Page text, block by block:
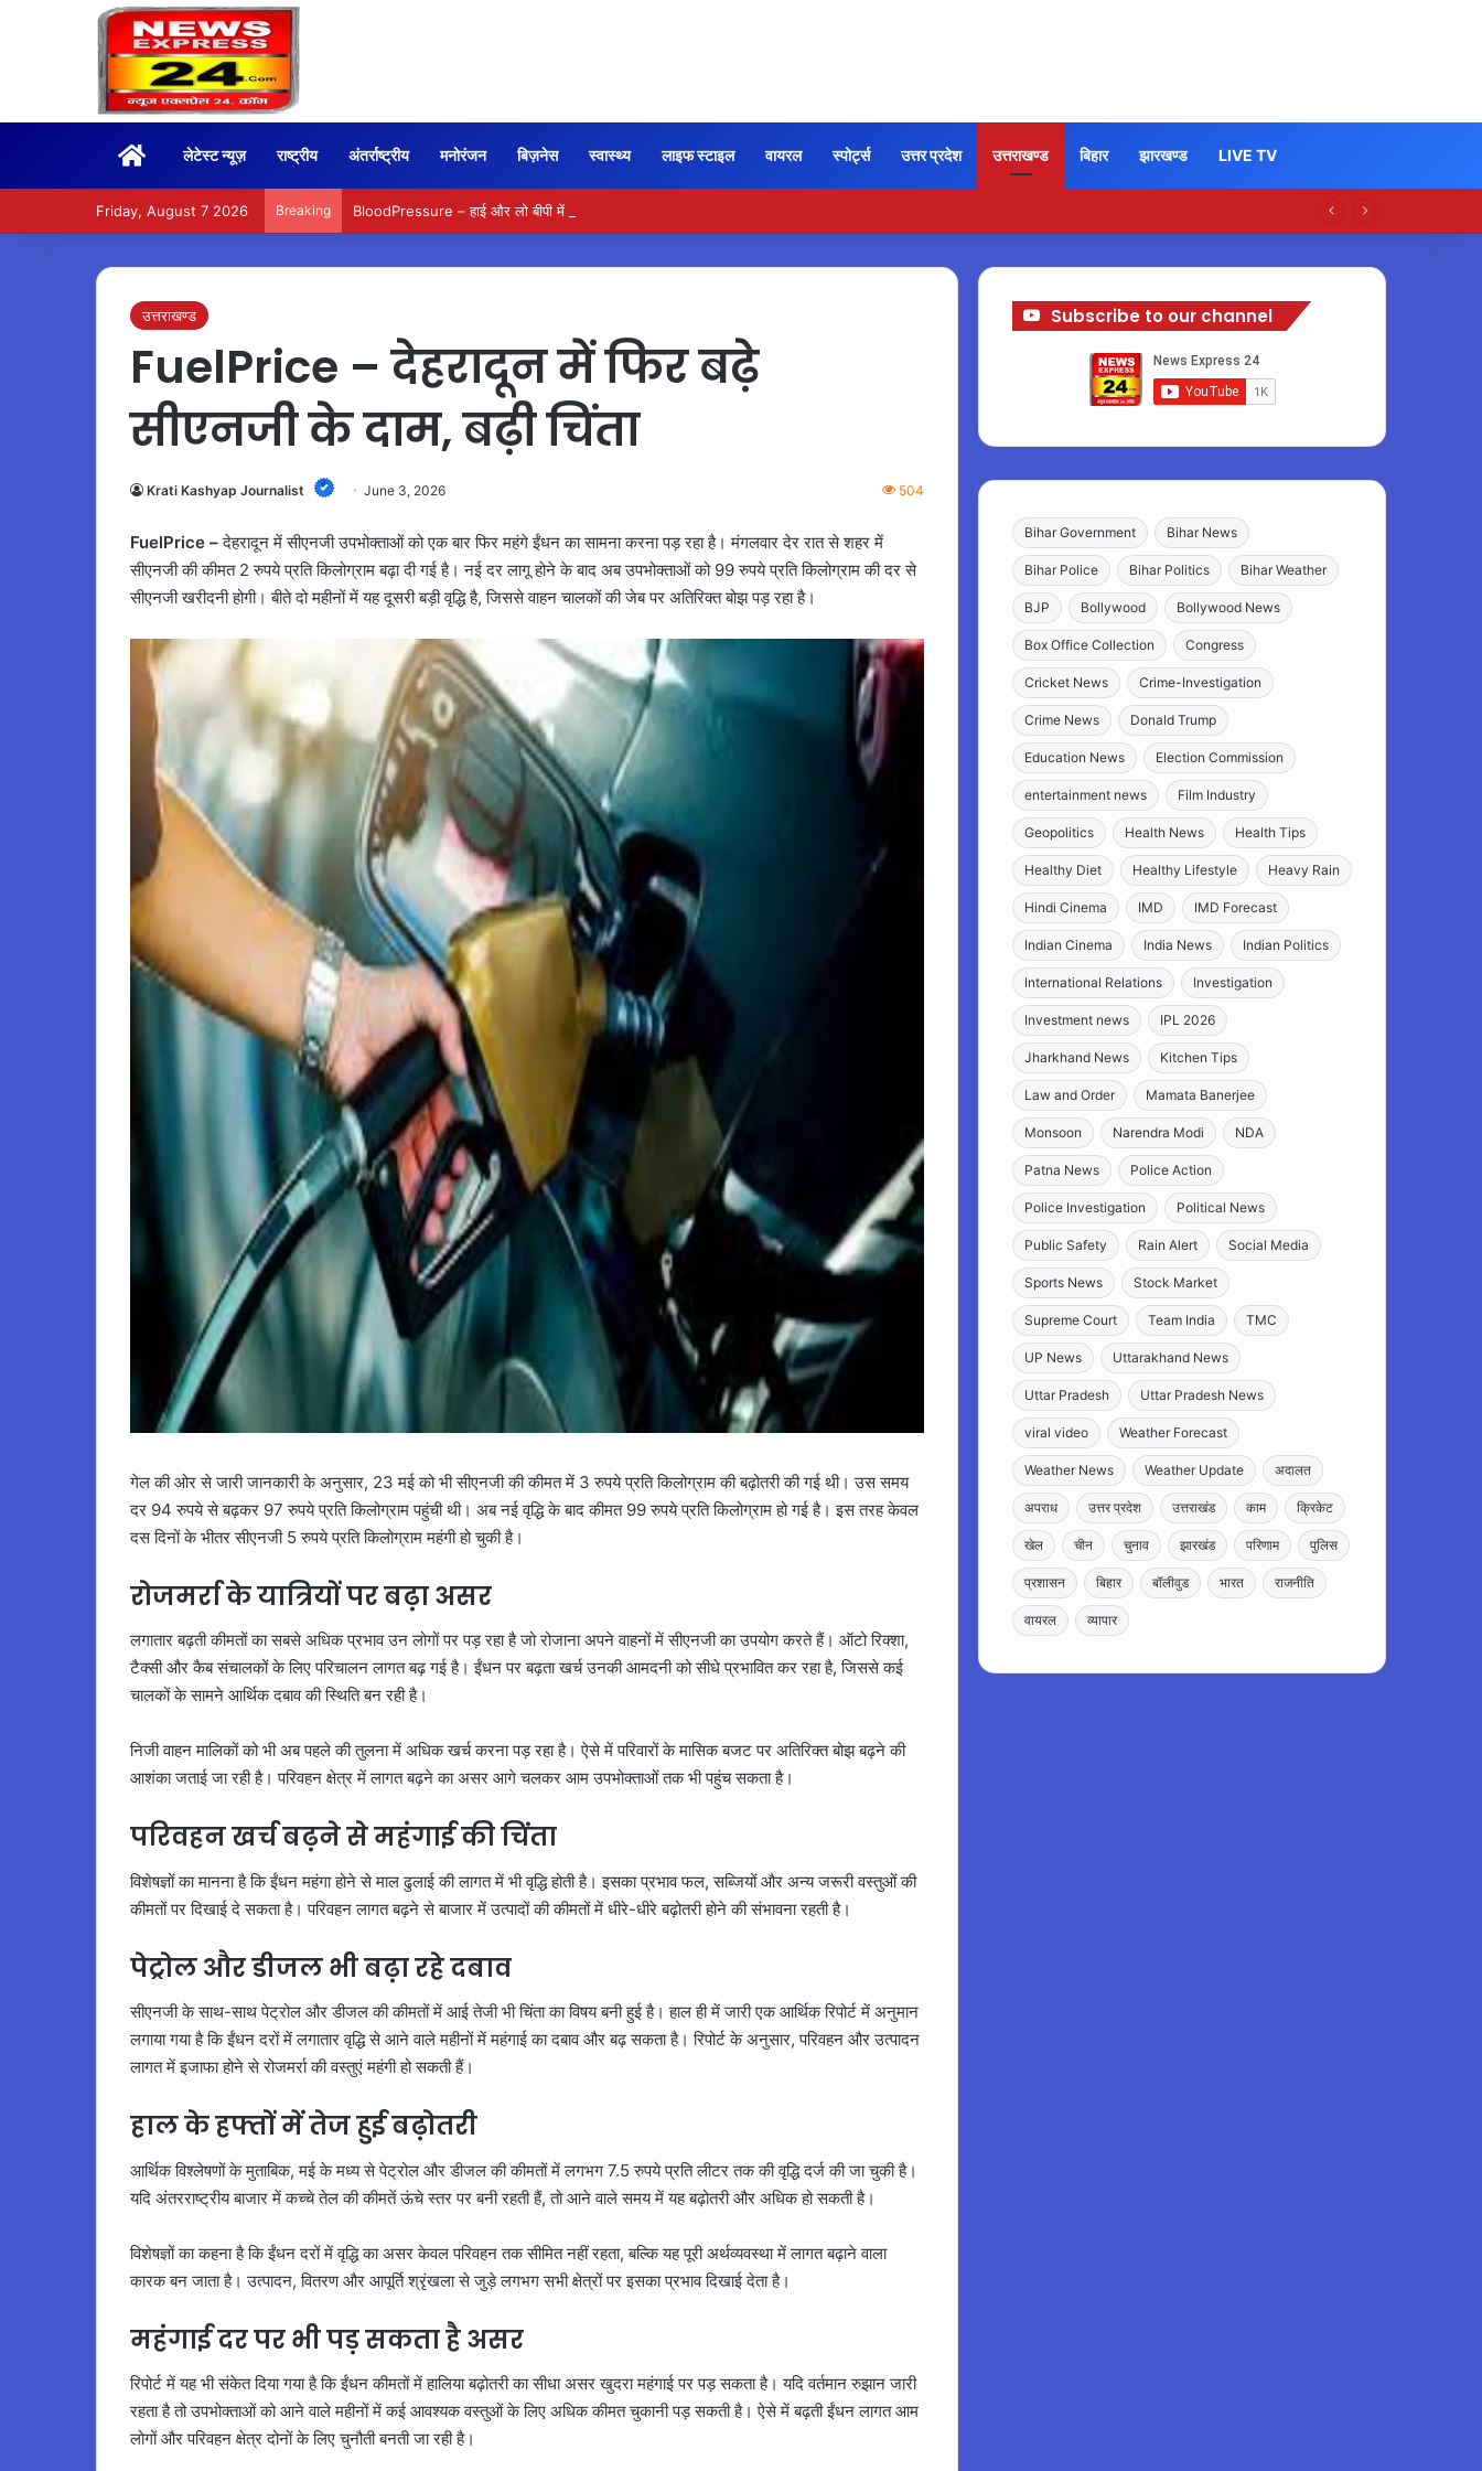
Homeलेटेस्ट न्यूज़ राष्ट्रीय अंतर्राष्ट्रीय मनोरंजन बिज़नेस स्वास्थ्य लाइफ स्टाइल वायरल स्पोर्ट्स उत्तर प्रदेश उत्तराखण्ड बिहार झारखण्ड LIVE TV
Friday, August 7 2026 Breaking BloodPressure – हाई और लो बीपी में कितना नमक खाना सही, डॉक्टर ने बताया सुरक्षित मात्रा…
उत्तराखण्ड
FuelPrice – देहरादून में फिर बढ़े
सीएनजी के दाम, बढ़ी चिंता
Krati Kashyap Journalist June 3, 2026 504
FuelPrice –देहरादून में सीएनजी उपभोक्ताओं को एक बार फिर महंगे ईंधन का सामना करना पड़ रहा है। मंगलवार देर रात से शहर में
सीएनजी की कीमत 2 रुपये प्रति किलोग्राम बढ़ा दी गई है। नई दर लागू होने के बाद अब उपभोक्ताओं को 99 रुपये प्रति किलोग्राम की दर से
सीएनजी खरीदनी होगी। बीते दो महीनों में यह दूसरी बड़ी वृद्धि है, जिससे वाहन चालकों की जेब पर अतिरिक्त बोझ पड़ रहा है।
गेल की ओर से जारी जानकारी के अनुसार, 23 मई को भी सीएनजी की कीमत में 3 रुपये प्रति किलोग्राम की बढ़ोतरी की गई थी। उस समय
दर 94 रुपये से बढ़कर 97 रुपये प्रति किलोग्राम पहुंची थी। अब नई वृद्धि के बाद कीमत 99 रुपये प्रति किलोग्राम हो गई है। इस तरह केवल
दस दिनों के भीतर सीएनजी 5 रुपये प्रति किलोग्राम महंगी हो चुकी है।
रोजमर्रा के यात्रियों पर बढ़ा असर
लगातार बढ़ती कीमतों का सबसे अधिक प्रभाव उन लोगों पर पड़ रहा है जो रोजाना अपने वाहनों में सीएनजी का उपयोग करते हैं। ऑटो रिक्शा,
टैक्सी और कैब संचालकों के लिए परिचालन लागत बढ़ गई है। ईंधन पर बढ़ता खर्च उनकी आमदनी को सीधे प्रभावित कर रहा है, जिससे कई
चालकों के सामने आर्थिक दबाव की स्थिति बन रही है।
निजी वाहन मालिकों को भी अब पहले की तुलना में अधिक खर्च करना पड़ रहा है। ऐसे में परिवारों के मासिक बजट पर अतिरिक्त बोझ बढ़ने की
आशंका जताई जा रही है। परिवहन क्षेत्र में लागत बढ़ने का असर आगे चलकर आम उपभोक्ताओं तक भी पहुंच सकता है।
परिवहन खर्च बढ़ने से महंगाई की चिंता
विशेषज्ञों का मानना है कि ईंधन महंगा होने से माल ढुलाई की लागत में भी वृद्धि होती है। इसका प्रभाव फल, सब्जियों और अन्य जरूरी वस्तुओं की
कीमतों पर दिखाई दे सकता है। परिवहन लागत बढ़ने से बाजार में उत्पादों की कीमतों में धीरे-धीरे बढ़ोतरी होने की संभावना रहती है।
पेट्रोल और डीजल भी बढ़ा रहे दबाव
सीएनजी के साथ-साथ पेट्रोल और डीजल की कीमतों में आई तेजी भी चिंता का विषय बनी हुई है। हाल ही में जारी एक आर्थिक रिपोर्ट में अनुमान
लगाया गया है कि ईंधन दरों में लगातार वृद्धि से आने वाले महीनों में महंगाई का दबाव और बढ़ सकता है। रिपोर्ट के अनुसार, परिवहन और उत्पादन
लागत में इजाफा होने से रोजमर्रा की वस्तुएं महंगी हो सकती हैं।
हाल के हफ्तों में तेज हुई बढ़ोतरी
आर्थिक विश्लेषणों के मुताबिक, मई के मध्य से पेट्रोल और डीजल की कीमतों में लगभग 7.5 रुपये प्रति लीटर तक की वृद्धि दर्ज की जा चुकी है।
यदि अंतरराष्ट्रीय बाजार में कच्चे तेल की कीमतें ऊंचे स्तर पर बनी रहती हैं, तो आने वाले समय में यह बढ़ोतरी और अधिक हो सकती है।
विशेषज्ञों का कहना है कि ईंधन दरों में वृद्धि का असर केवल परिवहन तक सीमित नहीं रहता, बल्कि यह पूरी अर्थव्यवस्था में लागत बढ़ाने वाला
कारक बन जाता है। उत्पादन, वितरण और आपूर्ति श्रृंखला से जुड़े लगभग सभी क्षेत्रों पर इसका प्रभाव दिखाई देता है।
महंगाई दर पर भी पड़ सकता है असर
रिपोर्ट में यह भी संकेत दिया गया है कि ईंधन कीमतों में हालिया बढ़ोतरी का सीधा असर खुदरा महंगाई पर पड़ सकता है। यदि वर्तमान रुझान जारी
रहता है तो उपभोक्ताओं को आने वाले महीनों में कई आवश्यक वस्तुओं के लिए अधिक कीमत चुकानी पड़ सकती है। ऐसे में बढ़ती ईंधन लागत आम
लोगों और परिवहन क्षेत्र दोनों के लिए चुनौती बनती जा रही है।
Subscribe to our channel
Bihar Government Bihar News
Bihar Police Bihar Politics Bihar Weather
BJP Bollywood Bollywood News
Box Office Collection Congress
Cricket News Crime-Investigation
Crime News Donald Trump
Education News Election Commission
entertainment news Film Industry
Geopolitics Health News Health Tips
Healthy Diet Healthy Lifestyle Heavy Rain
Hindi Cinema IMD IMD Forecast
Indian Cinema India News Indian Politics
International Relations Investigation
Investment news IPL 2026
Jharkhand News Kitchen Tips
Law and Order Mamata Banerjee
Monsoon Narendra Modi NDA
Patna News Police Action
Police Investigation Political News
Public Safety Rain Alert Social Media
Sports News Stock Market
Supreme Court Team India TMC
UP News Uttarakhand News
Uttar Pradesh Uttar Pradesh News
viral video Weather Forecast
Weather News Weather Update अदालत
अपराध उत्तर प्रदेश उत्तराखंड काम क्रिकेट
खेल चीन चुनाव झारखंड परिणाम पुलिस
प्रशासन बिहार बॉलीवुड भारत राजनीति
वायरल व्यापार